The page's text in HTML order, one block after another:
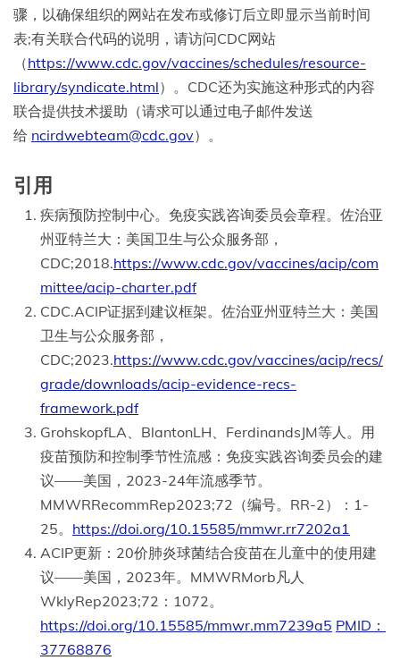
骤，以确保组织的网站在发布或修订后立即显示当前时间
表;有关联合代码的说明，请访问CDC网站
（https://www.cdc.gov/vaccines/schedules/resource-
library/syndicate.html）。CDC还为实施这种形式的内容
联合提供技术援助（请求可以通过电子邮件发送
给 ncirdwebteam@cdc.gov）。
引用
疾病预防控制中心。免疫实践咨询委员会章程。佐治亚
州亚特兰大：美国卫生与公众服务部，
CDC;2018.https://www.cdc.gov/vaccines/acip/com
mittee/acip-charter.pdf
CDC.ACIP证据到建议框架。佐治亚州亚特兰大：美国
卫生与公众服务部，
CDC;2023.https://www.cdc.gov/vaccines/acip/recs/
grade/downloads/acip-evidence-recs-
framework.pdf
GrohskopfLA、BlantonLH、FerdinandsJM等人。用
疫苗预防和控制季节性流感：免疫实践咨询委员会的建
议——美国，2023-24年流感季节。
MMWRRecommRep2023;72（编号。RR-2）：1-
25。 https://doi.org/10.15585/mmwr.rr7202a1
ACIP更新：20价肺炎球菌结合疫苗在儿童中的使用建
议——美国，2023年。MMWRMorb凡人
WklyRep2023;72：1072。
https://doi.org/10.15585/mmwr.mm7239a5 PMID：
37768876